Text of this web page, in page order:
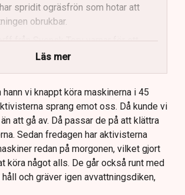
spridit ogräsfrön som hotar att
obrukbar.
från Svensk Torv varnar för ett
sabotage.
på plats står maktlös inför
om finansiering av illegal aktivism.
Läs mer
vi knappt köra maskinerna i 45
sprang emot oss. Då kunde vi
att gå av. Då passar de på att klättra
Sedan fredagen har aktivisterna
redan på morgonen, vilket gjort
köra något alls. De går också runt med
och gräver igen avvattningsdiken,